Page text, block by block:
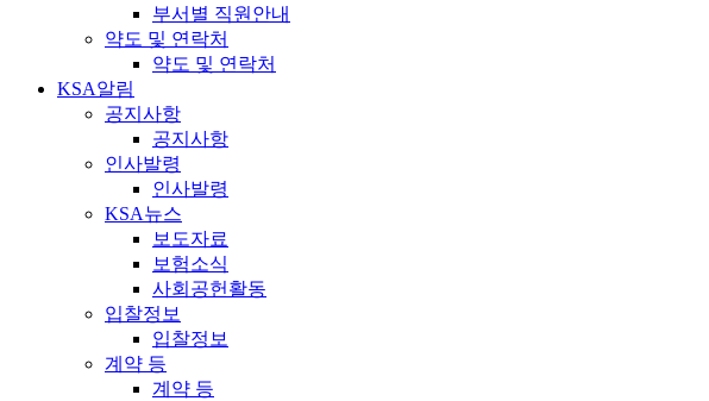
부서별 직원안내
약도 및 연락처
약도 및 연락처
KSA알림
공지사항
공지사항
인사발령
인사발령
KSA뉴스
보도자료
보험소식
사회공헌활동
입찰정보
입찰정보
계약 등
계약 등